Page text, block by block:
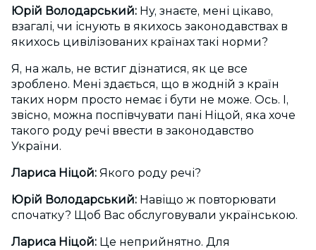
Юрій Володарський: Ну, знаєте, мені цікаво,
взагалі, чи існують в якихось законодавствах в
якихось цивілізованих країнах такі норми?
Я, на жаль, не встиг дізнатися, як це все
зроблено. Мені здається, що в жодній з країн
таких норм просто немає і бути не може. Ось. І,
звісно, можна поспівчувати пані Ніцой, яка хоче
такого роду речі ввести в законодавство
України.
Лариса Ніцой: Якого роду речі?
Юрій Володарський: Навіщо ж повторювати
спочатку? Щоб Вас обслуговували українською.
Лариса Ніцой: Це неприйнятно. Для